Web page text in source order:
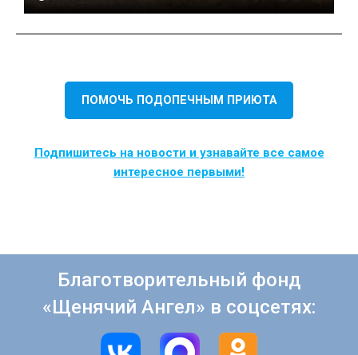
ПОМОЧЬ ПОДОПЕЧНЫМ ПРИЮТА
Подпишитесь на новости и узнавайте все самое
интересное первыми!
Благотворительный фонд
«Щенячий Ангел» в соцсетях: